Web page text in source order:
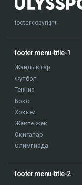
footer.copyright
footer.menu-title-1
Жаңалықтар
Футбол
Теннис
Бокс
Хоккей
Жекпе жек
Оқиғалар
Олимпиада
footer.menu-title-2